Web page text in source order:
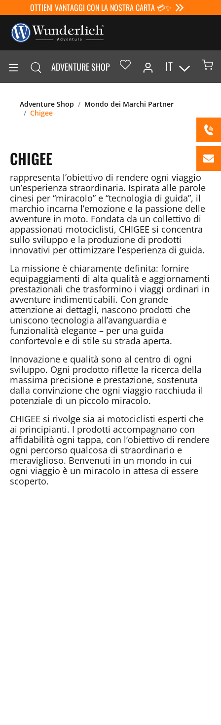
OTTIENI VANTAGGI CON LA NOSTRA CARTA 💳✨
ADVENTURE SHOP IT
Adventure Shop
Mondo dei Marchi Partner
Chigee
CHIGEE
rappresenta l’obiettivo di rendere ogni viaggio
un’esperienza straordinaria. Ispirata alle parole
cinesi per “miracolo” e “tecnologia di guida”, il
marchio incarna l’emozione e la passione delle
avventure in moto. Fondata da un collettivo di
appassionati motociclisti, CHIGEE si concentra
sullo sviluppo e la produzione di prodotti
innovativi per ottimizzare l’esperienza di guida.
La missione è chiaramente definita: fornire
equipaggiamenti di alta qualità e aggiornamenti
prestazionali che trasformino i viaggi ordinari in
avventure indimenticabili. Con grande
attenzione ai dettagli, nascono prodotti che
uniscono tecnologia all’avanguardia e
funzionalità elegante – per una guida
confortevole e di stile su strada aperta.
Innovazione e qualità sono al centro di ogni
sviluppo. Ogni prodotto riflette la ricerca della
massima precisione e prestazione, sostenuta
dalla convinzione che ogni viaggio racchiuda il
potenziale di un piccolo miracolo.
CHIGEE si rivolge sia ai motociclisti esperti che
ai principianti. I prodotti accompagnano con
affidabilità ogni tappa, con l’obiettivo di rendere
ogni percorso qualcosa di straordinario e
meraviglioso. Benvenuti in un mondo in cui
ogni viaggio è un miracolo in attesa di essere
scoperto.